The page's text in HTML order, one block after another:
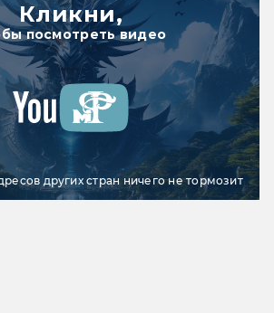
Кликни,
посмотреть видео
других стран ничего не тормозит